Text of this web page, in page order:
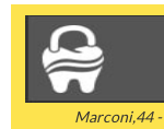
Marconi,44